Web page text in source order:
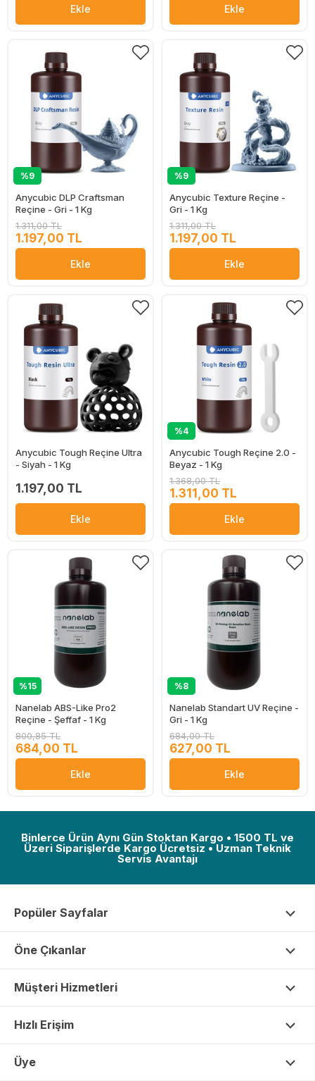
Ekle Ekle
%9
Anycubic DLP Craftsman
Reçine - Gri - 1 Kg
1.311,00 TL
1.197,00 TL
Ekle
%9
Anycubic Texture Reçine -
Gri - 1 Kg
1.311,00 TL
1.197,00 TL
Ekle
Anycubic Tough Reçine Ultra
- Siyah - 1 Kg
1.197,00 TL
Ekle
%4
Anycubic Tough Reçine 2.0 -
Beyaz - 1 Kg
1.368,00 TL
1.311,00 TL
Ekle
%15
Nanelab ABS-Like Pro2
Reçine - Şeffaf - 1 Kg
800,85 TL
684,00 TL
Ekle
%8
Nanelab Standart UV Reçine -
Gri - 1 Kg
684,00 TL
627,00 TL
Ekle
Binlerce Ürün Aynı Gün Stoktan Kargo • 1500 TL ve
Üzeri Siparişlerde Kargo Ücretsiz • Uzman Teknik
Servis Avantajı
Popüler Sayfalar
Öne Çıkanlar
Müşteri Hizmetleri
Hızlı Erişim
Üye